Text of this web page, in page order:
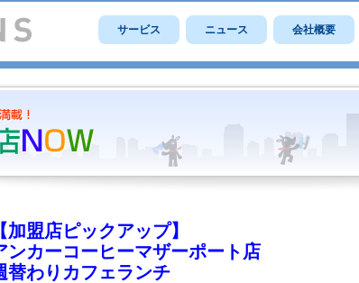
サービス ニュース 会社概要
【加盟店ピックアップ】
ンカーコーヒーマザーポート店
替わりカフェランチ